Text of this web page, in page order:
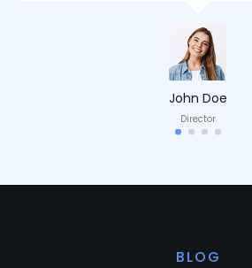
John Doe
Director
BLOG